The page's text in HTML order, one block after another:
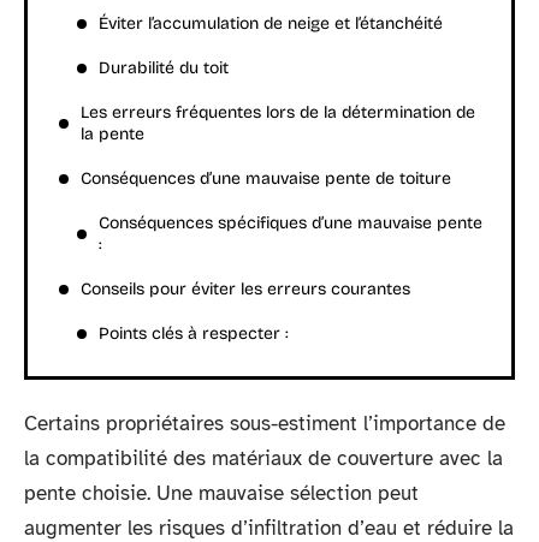
Éviter l’accumulation de neige et l’étanchéité
Durabilité du toit
Les erreurs fréquentes lors de la détermination de
la pente
Conséquences d’une mauvaise pente de toiture
Conséquences spécifiques d’une mauvaise pente
:
Conseils pour éviter les erreurs courantes
Points clés à respecter :
Certains propriétaires sous-estiment l’importance de
la compatibilité des matériaux de couverture avec la
pente choisie. Une mauvaise sélection peut
augmenter les risques d’infiltration d’eau et réduire la